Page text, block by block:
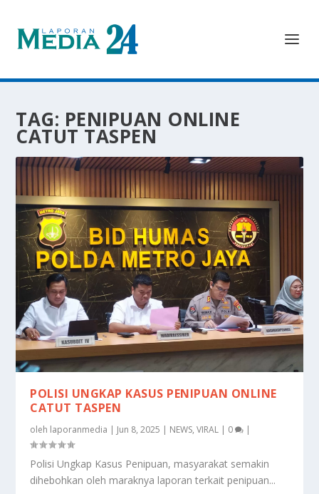
TAG: PENIPUAN ONLINE
CATUT TASPEN
POLISI UNGKAP KASUS PENIPUAN ONLINE
CATUT TASPEN
oleh laporanmedia | Jun 8, 2025 | NEWS,VIRAL | 0 |
Polisi Ungkap Kasus Penipuan, masyarakat semakin
dihebohkan oleh maraknya laporan terkait penipuan...